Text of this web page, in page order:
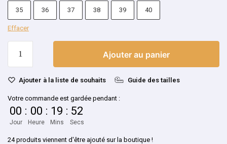
35 36 37 38 39 40
Effacer
Ajouter au panier
Ajouter à la liste de souhaits Guide des tailles
Votre commande est gardée pendant :
00
Jour
: 00
Heure
: 19
Mins
: 52
Secs
24 produits viennent d'être ajouté sur la boutique !